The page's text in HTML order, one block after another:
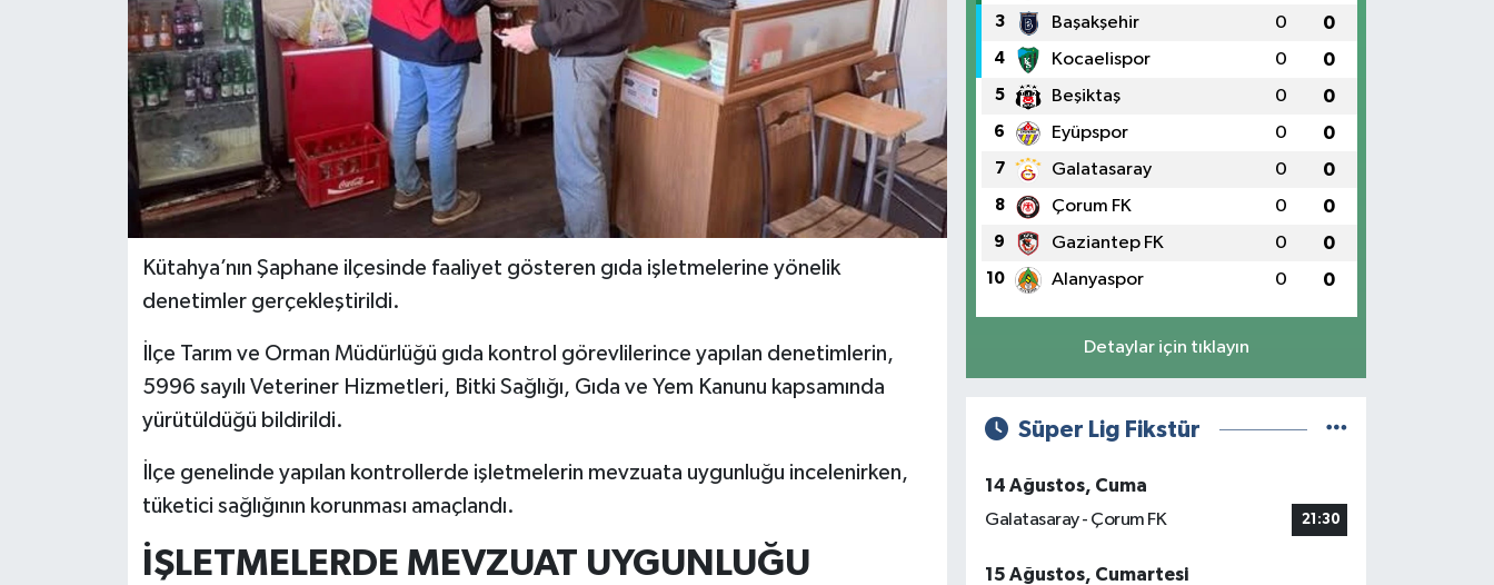
Kütahya’nın Şaphane ilçesinde faaliyet gösteren gıda işletmelerine yönelik
denetimler gerçekleştirildi.
İlçe Tarım ve Orman Müdürlüğü gıda kontrol görevlilerince yapılan denetimlerin,
5996 sayılı Veteriner Hizmetleri, Bitki Sağlığı, Gıda ve Yem Kanunu kapsamında
yürütüldüğü bildirildi.
İlçe genelinde yapılan kontrollerde işletmelerin mevzuata uygunluğu incelenirken,
tüketici sağlığının korunması amaçlandı.
İŞLETMELERDE MEVZUAT UYGUNLUĞU
3 Başakşehir 0 0
4 Kocaelispor 0 0
5 Beşiktaş 0 0
6 Eyüpspor 0 0
7 Galatasaray 0 0
8 Çorum FK 0 0
9 Gaziantep FK 0 0
10 Alanyaspor 0 0
Detaylar için tıklayın
Süper Lig Fikstür
14 Ağustos, Cuma
Galatasaray - Çorum FK
21:30
15 Ağustos, Cumartesi
Foto Galeri
Köşe Yazıları
Kültür Sanat